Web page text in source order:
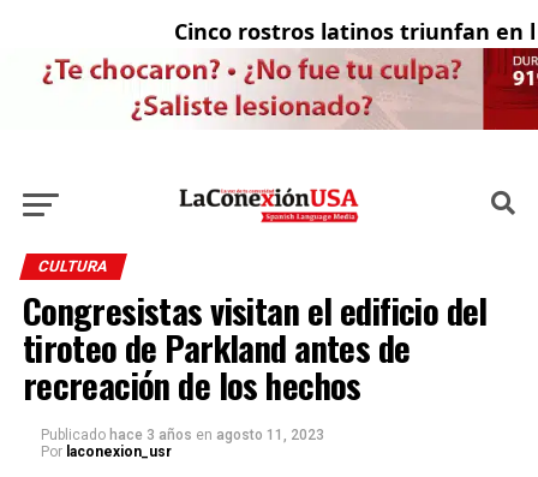
Cinco rostros latinos triunfan en la
CULTURA
Congresistas visitan el edificio del
tiroteo de Parkland antes de
recreación de los hechos
Publicado hace 3 años en agosto 11, 2023
Por laconexion_usr